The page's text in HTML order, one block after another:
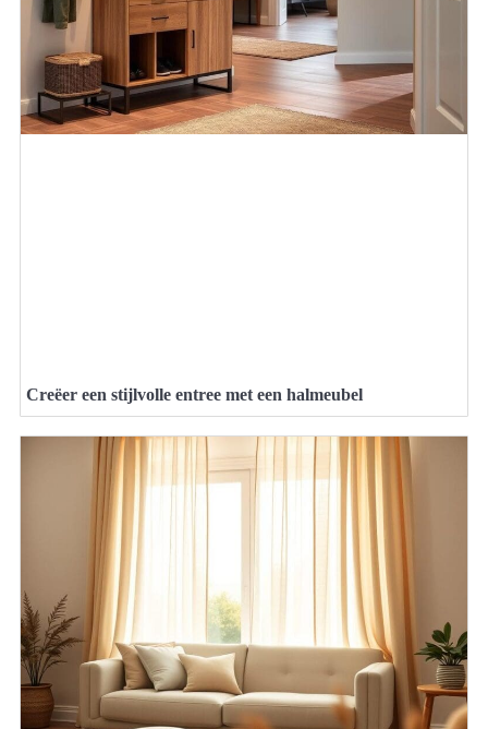
Creëer een stijlvolle entree met een halmeubel